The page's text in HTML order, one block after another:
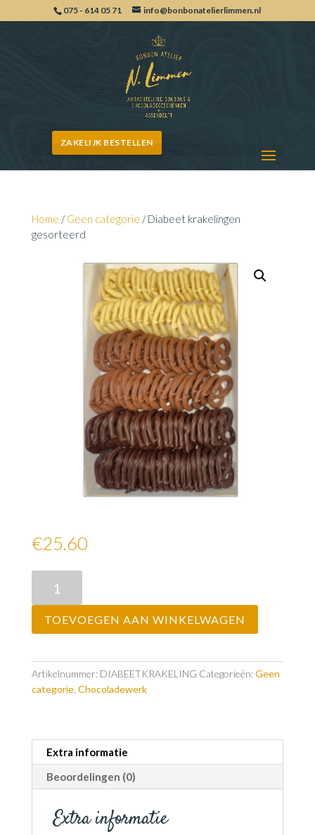
075 - 614 05 71 info@bonbonatelierlimmen.nl
ZAKELIJK BESTELLEN
Home /Geen categorie / Diabeet krakelingen
gesorteerd
€25.60
krakelingen
gesorteerd
aantal
TOEVOEGEN AAN WINKELWAGEN
Artikelnummer: DIABEETKRAKELING Categorieën:Geen
categorie, Chocoladewerk
Extra informatie
Beoordelingen (0)
Extra informatie